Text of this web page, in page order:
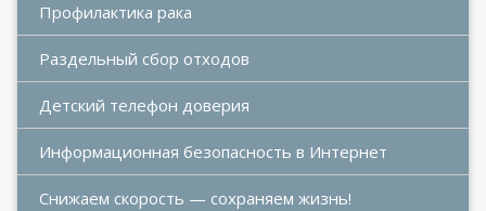
Профилактика рака
Раздельный сбор отходов
Детский телефон доверия
Информационная безопасность в Интернет
Снижаем скорость — сохраняем жизнь!